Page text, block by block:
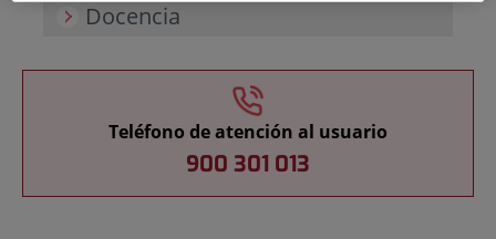
Docencia
Teléfono de atención al usuario
900 301 013